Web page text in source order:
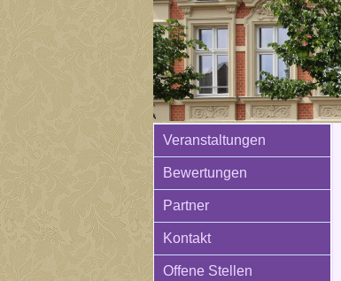
Veranstaltungen
Bewertungen
Partner
Kontakt
Offene Stellen